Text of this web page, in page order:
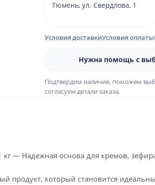
Тюмень, ул. Свердлова, 1
Условия доставкиУсловия оплаты
Нужна помощь с
Подтвердим наличие, поможем
согласуем детали заказа.
— Надежная основа для кремов,
продукт, который становится